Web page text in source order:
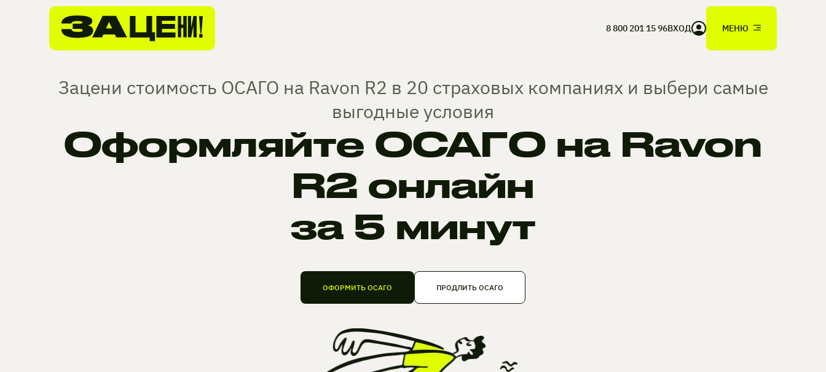
8 800 201 15 96ВХОД МЕНЮ
Зацени стоимость ОСАГО на Ravon R2 в 20 страховых компаниях и выбери самые
выгодные условия
Оформляйте ОСАГО на Ravon
R2 онлайн
за 5 минут
ОФОРМИТЬ ОСАГО ПРОДЛИТЬ ОСАГО